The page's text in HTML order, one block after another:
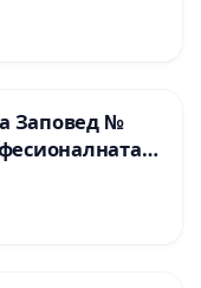
Заповед №
в
икономика и